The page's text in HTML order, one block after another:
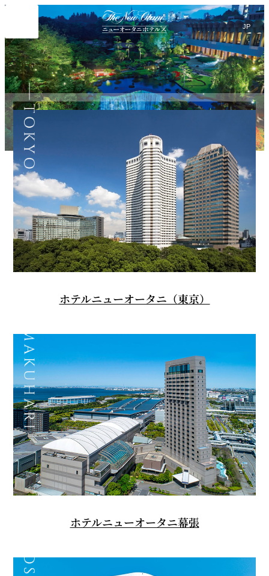
Search
サ
イ
ト
内
検
索
窓
閉
言
語
切
り
替
え
メ
ニ
ュ
ー
JP(日本語)
EN(English)
Select Language ▼
ホテルニューオータニ（東京）
ホテルニューオータニ幕張